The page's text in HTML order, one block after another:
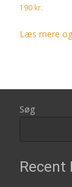
190 kr.
Læs mere
Søg
Recent